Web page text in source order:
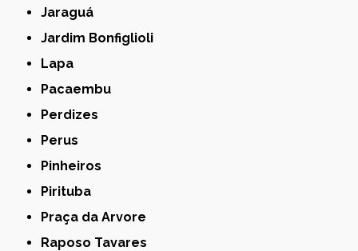
Jaraguá
Jardim Bonfiglioli
Lapa
Pacaembu
Perdizes
Perus
Pinheiros
Pirituba
Praça da Arvore
Raposo Tavares